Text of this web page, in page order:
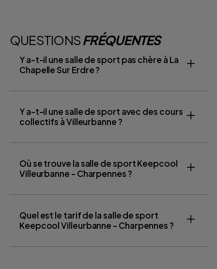
QUESTIONSFRÉQUENTES
Y a-t-il une salle de sport pas chère à La
Chapelle Sur Erdre ?
Y a-t-il une salle de sport avec des cours
collectifs à Villeurbanne ?
Où se trouve la salle de sport Keepcool
Villeurbanne - Charpennes ?
Quel est le tarif de la salle de sport
Keepcool Villeurbanne - Charpennes ?